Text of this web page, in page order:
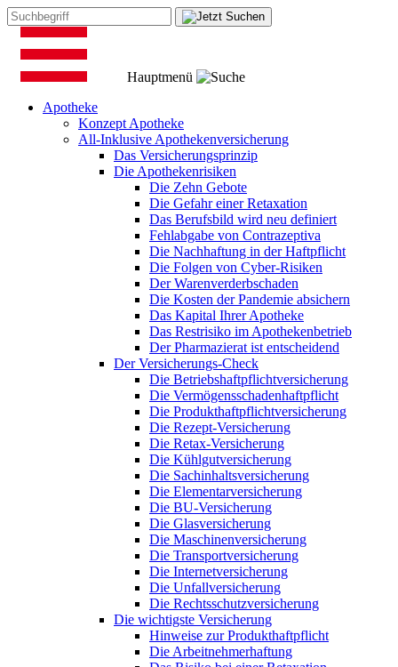
Hauptmenü
Apotheke
Konzept Apotheke
All-Inklusive Apothekenversicherung
Das Versicherungsprinzip
Die Apothekenrisiken
Die Zehn Gebote
Die Gefahr einer Retaxation
Das Berufsbild wird neu definiert
Fehlabgabe von Contrazeptiva
Die Nachhaftung in der Haftpflicht
Die Folgen von Cyber-Risiken
Der Warenverderbschaden
Die Kosten der Pandemie absichern
Das Kapital Ihrer Apotheke
Das Restrisiko im Apothekenbetrieb
Der Pharmazierat ist entscheidend
Der Versicherungs-Check
Die Betriebshaftpflichtversicherung
Die Vermögensschadenhaftpflicht
Die Produkthaftpflichtversicherung
Die Rezept-Versicherung
Die Retax-Versicherung
Die Kühlgutversicherung
Die Sachinhaltsversicherung
Die Elementarversicherung
Die BU-Versicherung
Die Glasversicherung
Die Maschinenversicherung
Die Transportversicherung
Die Internetversicherung
Die Unfallversicherung
Die Rechtsschutzversicherung
Die wichtigste Versicherung
Hinweise zur Produkthaftpflicht
Die Arbeitnehmerhaftung